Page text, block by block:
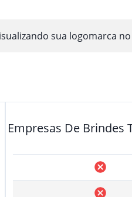
sua logomarca
Empresas De Brindes